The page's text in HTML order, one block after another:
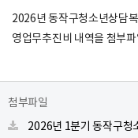
2026년 동작구청소년상담
영업무추진비 내역을 첨부
첨부파일
2026년 1분기 동작구청